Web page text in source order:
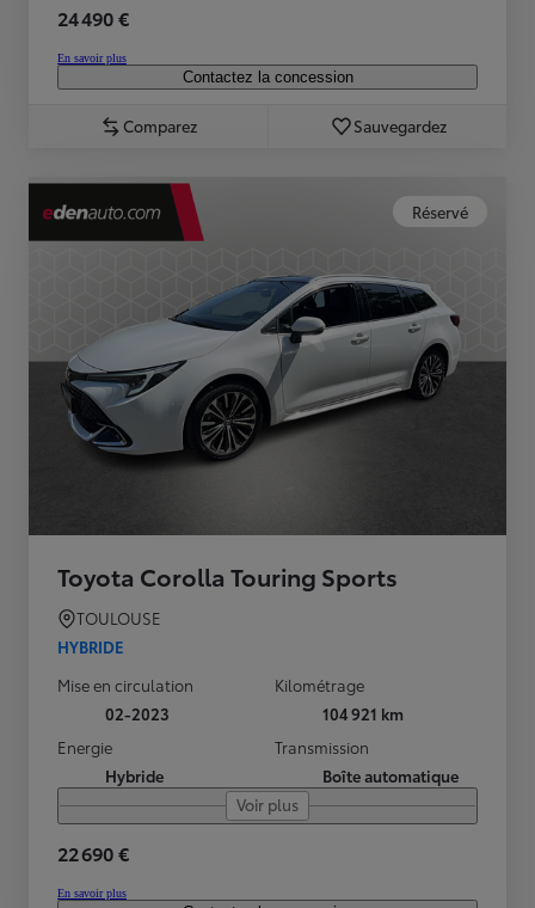
24 490 €
En savoir plus
Contactez la concession
Comparez Sauvegardez
Réservé
Toyota Corolla Touring Sports
TOULOUSE
HYBRIDE
Mise en circulation
02-2023
Kilométrage
104 921 km
Energie
Hybride
Transmission
Boîte automatique
Voir plus
22 690 €
En savoir plus